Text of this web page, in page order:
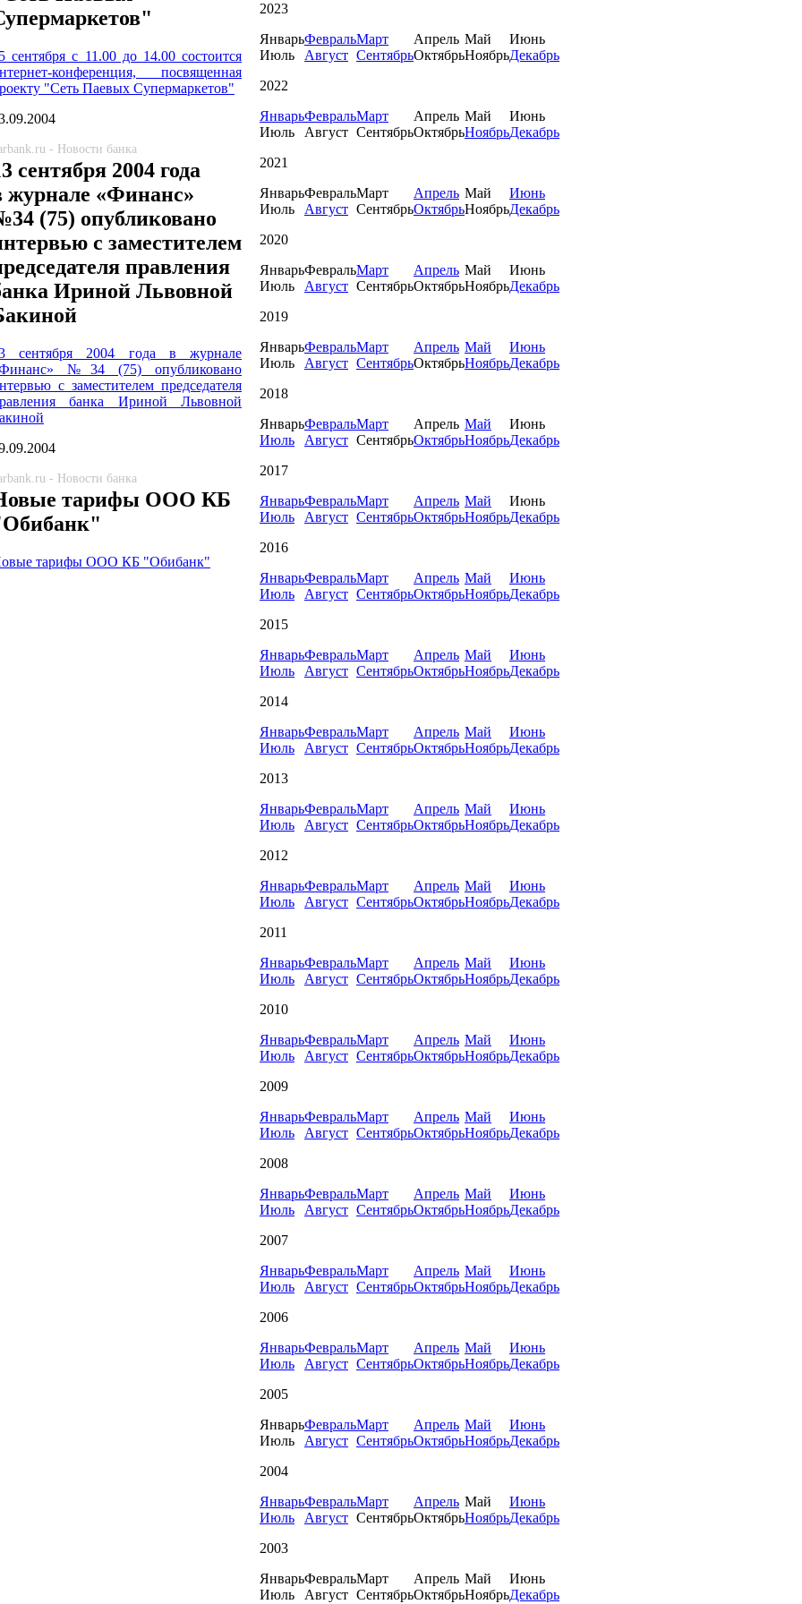
сентября с 11.00 до 14.00 состоится
конференция, посвященная
"Сеть Паевых Супермаркетов"
- Новости банка
сентября 2004 года
журнале «Финанс»
(75) опубликовано
c заместителем
правления
Ириной Львовной
сентября 2004 года в журнале
№34 (75) опубликовано
c заместителем председателя
банка Ириной Львовной
- Новости банка
тарифы ООО КБ
тарифы ООО КБ "Обибанк"
2023
ЯнварьФевральМарт Апрель Май
Июнь
Июль
Август СентябрьОктябрьНоябрьДекабрь
2022
ЯнварьФевральМарт Апрель Май
Июнь
Июль
Август СентябрьОктябрьНоябрьДекабрь
2021
ЯнварьФевральМарт Апрель Май
Июнь
Июль
Август СентябрьОктябрьНоябрьДекабрь
2020
ЯнварьФевральМарт Апрель Май
Июнь
Июль
Август СентябрьОктябрьНоябрьДекабрь
2019
ЯнварьФевральМарт Апрель Май
Июнь
Июль
Август СентябрьОктябрьНоябрьДекабрь
2018
ЯнварьФевральМарт Апрель Май
Июнь
Июль
Август СентябрьОктябрьНоябрьДекабрь
2017
ЯнварьФевральМарт Апрель Май
Июнь
Июль
Август СентябрьОктябрьНоябрьДекабрь
2016
ЯнварьФевральМарт Апрель Май
Июнь
Июль
Август СентябрьОктябрьНоябрьДекабрь
2015
ЯнварьФевральМарт Апрель Май
Июнь
Июль
Август СентябрьОктябрьНоябрьДекабрь
2014
ЯнварьФевральМарт Апрель Май
Июнь
Июль
Август СентябрьОктябрьНоябрьДекабрь
2013
ЯнварьФевральМарт Апрель Май
Июнь
Июль
Август СентябрьОктябрьНоябрьДекабрь
2012
ЯнварьФевральМарт Апрель Май
Июнь
Июль
Август СентябрьОктябрьНоябрьДекабрь
2011
ЯнварьФевральМарт Апрель Май
Июнь
Июль
Август СентябрьОктябрьНоябрьДекабрь
2010
ЯнварьФевральМарт Апрель Май
Июнь
Июль
Август СентябрьОктябрьНоябрьДекабрь
2009
ЯнварьФевральМарт Апрель Май
Июнь
Июль
Август СентябрьОктябрьНоябрьДекабрь
2008
ЯнварьФевральМарт Апрель Май
Июнь
Июль
Август СентябрьОктябрьНоябрьДекабрь
2007
ЯнварьФевральМарт Апрель Май
Июнь
Июль
Август СентябрьОктябрьНоябрьДекабрь
2006
ЯнварьФевральМарт Апрель Май
Июнь
Июль
Август СентябрьОктябрьНоябрьДекабрь
2005
ЯнварьФевральМарт Апрель Май
Июнь
Июль
Август СентябрьОктябрьНоябрьДекабрь
2004
ЯнварьФевральМарт Апрель Май
Июнь
Июль
Август СентябрьОктябрьНоябрьДекабрь
2003
ЯнварьФевральМарт Апрель Май
Июнь
Июль
Август СентябрьОктябрьНоябрьДекабрь